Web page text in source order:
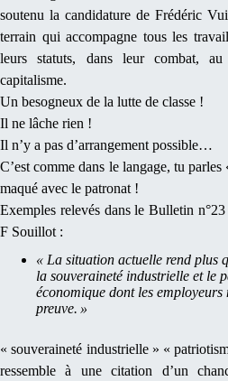
soutenu la candidature de Frédéric
terrain qui accompagne tous les
leurs statuts, dans leur combat,
capitalisme.
Un besogneux de la lutte de classe !
Il ne lâche rien !
Il n’y a pas d’arrangement possible…
C’est comme dans le langage, tu parles
maqué avec le patronat !
Exemples relevés dans le Bulletin
F Souillot :
« La situation actuelle rend plus
la souveraineté industrielle et le
économique dont les employeurs
preuve. »
« souveraineté industrielle » «
ressemble à une citation d’un